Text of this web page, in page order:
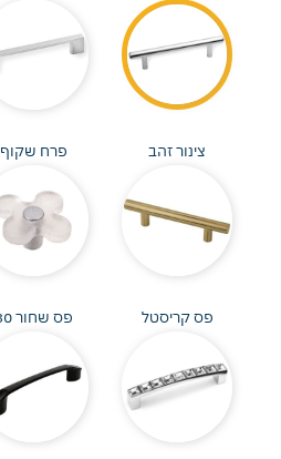
צינור זהב פרח שקוף
פס קריסטל פס שחור 30